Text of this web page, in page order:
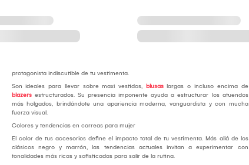
protagonista indiscutible de tu vestimenta.
Son ideales para llevar sobre maxi vestidos,
blusaslargas o incluso encima de
blazersestructurados. Su presencia imponente ayuda a estructurar los atuendos
más holgados, brindándote una apariencia moderna, vanguardista y con mucha
fuerza visual.
Colores y tendencias en correas para mujer
El color de tus accesorios define el impacto total de tu vestimenta. Más allá de los
clásicos negro y marrón, las tendencias actuales invitan a experimentar con
tonalidades más ricas y sofisticadas para salir de la rutina.